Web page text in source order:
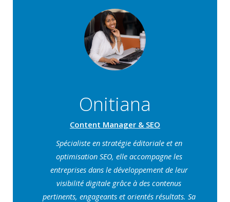
Onitiana
Content Manager & SEO
Spécialiste en stratégie éditoriale et en
optimisation SEO, elle accompagne les
entreprises dans le développement de leur
visibilité digitale grâce à des contenus
pertinents, engageants et orientés résultats. Sa